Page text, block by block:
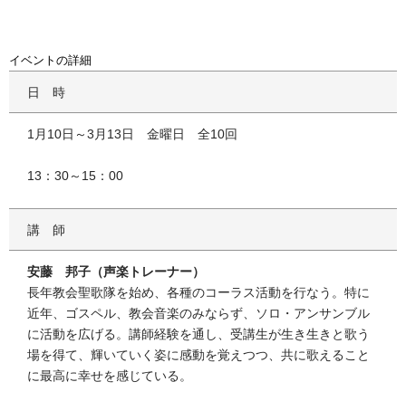
イベントの詳細
日時
1月10日～3月13日 金曜日 全10回
13：30～15：00
講師
安藤 邦子（声楽トレーナー）
長年教会聖歌隊を始め、各種のコーラス活動を行なう。特に
近年、ゴスペル、教会音楽のみならず、ソロ・アンサンブル
に活動を広げる。講師経験を通し、受講生が生き生きと歌う
場を得て、輝いていく姿に感動を覚えつつ、共に歌えること
に最高に幸せを感じている。